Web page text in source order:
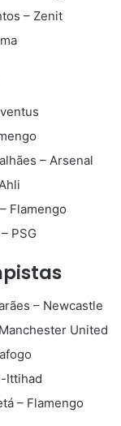
– Zenit
– Arsenal
Flamengo
PSG
– Newcastle
United
Ittihad
– Flamengo